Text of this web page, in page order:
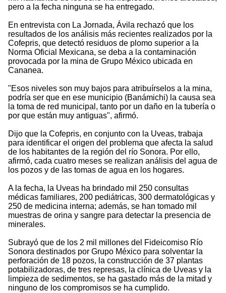
pero a la fecha ninguna se ha entregado.
En entrevista con La Jornada, Ávila rechazó que los
resultados de los análisis más recientes realizados por la
Cofepris, que detectó residuos de plomo superior a la
Norma Oficial Mexicana, se deba a la contaminación
provocada por la mina de Grupo México ubicada en
Cananea.
"Esos niveles son muy bajos para atribuírselos a la mina,
podría ser que en ese municipio (Banámichi) la causa sea
la toma de red municipal, tanto por un daño en la tubería o
por que están muy antiguas", afirmó.
Dijo que la Cofepris, en conjunto con la Uveas, trabaja
para identificar el origen del problema que afecta la salud
de los habitantes de la región del río Sonora. Por ello,
afirmó, cada cuatro meses se realizan análisis del agua de
los pozos y de las tomas de agua en los hogares.
A la fecha, la Uveas ha brindado mil 250 consultas
médicas familiares, 200 pediátricas, 300 dermatológicas y
250 de medicina interna; además, se han tomado mil
muestras de orina y sangre para detectar la presencia de
minerales.
Subrayó que de los 2 mil millones del Fideicomiso Río
Sonora destinados por Grupo México para solventar la
perforación de 18 pozos, la construcción de 37 plantas
potabilizadoras, de tres represas, la clínica de Uveas y la
limpieza de sedimentos, se ha gastado más de la mitad y
ninguno de los compromisos se ha cumplido.